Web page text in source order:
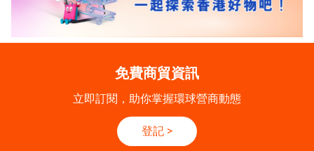
免費商貿資訊
立即訂閱，助你掌握環球營商動態
登記 >